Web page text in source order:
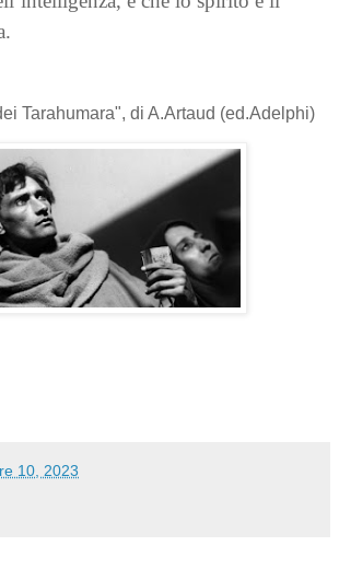
Tarahumara", di A.Artaud (ed.Adelphi)
10, 2023